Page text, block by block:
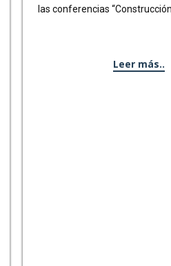
las conferencias “Construcción
Leer más..